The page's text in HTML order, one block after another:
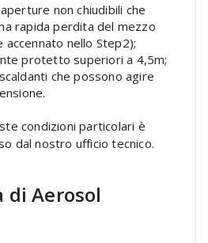
non chiudibili che
rapida perdita del mezzo
nello Step2);
protetto superiori a 4,5m;
che possono agire
condizioni particolari è
dal nostro ufficio tecnico.
di Aerosol